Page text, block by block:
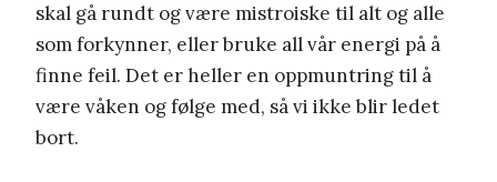
skal gå rundt og være mistroiske til alt og alle
som forkynner, eller bruke all vår energi på å
finne feil. Det er heller en oppmuntring til å
være våken og følge med, så vi ikke blir ledet
bort.